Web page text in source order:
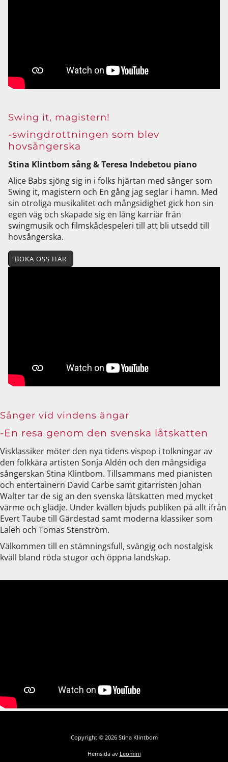
Swing it, magistern!
-swingdrottningen som blev
hovsångerska
Stina Klintbom sång & Teresa Indebetou piano
Alice Babs sjöng sig in i folks hjärtan med sånger som
Swing it, magistern och En gång jag seglar i hamn. Med
sin otroliga musikalitet och mångsidighet gick hon sin
egen väg och skapade sig en lång karriär från
swingmusik och filmskådespeleri till att bli utsedd till
hovsångerska.
BOKA OSS HÄR
Sånger vid vindens ängar
-En resa genom den svenska låtskatten
Visklassiker möter den nya tidens vispop i tolkningar av
den folkkära artisten Sonja Aldén och den mångsidiga
sångerskan Stina Klintbom. Tillsammans med pianisten
och entertainern David Carbe samt gitarristen Johan
Walter tar de sig an den svenska låtskatten med mycket
värme och glädje. Under kvällen bjuds publiken på allt ifrån
Evert Taube till Gärdestad samt moderna klassiker som
Laleh och Tomas Stenström.
Välkommen till en stämningsfull, svängig och nostalgisk
kväll bland röda stugor och öppna landskap.
Copyright © 2026 Stina Klintbom
Hemsida av Leomini